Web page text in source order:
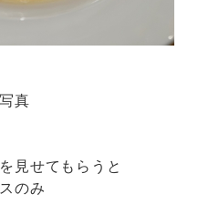
真
見せてもらうと
のみ